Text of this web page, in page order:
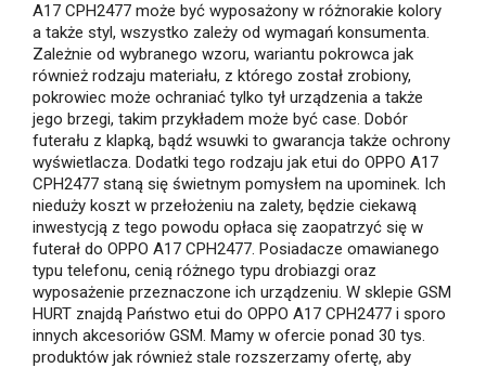
A17 CPH2477 może być wyposażony w różnorakie kolory
a także styl, wszystko zależy od wymagań konsumenta.
Zależnie od wybranego wzoru, wariantu pokrowca jak
również rodzaju materiału, z którego został zrobiony,
pokrowiec może ochraniać tylko tył urządzenia a także
jego brzegi, takim przykładem może być case. Dobór
futerału z klapką, bądź wsuwki to gwarancja także ochrony
wyświetlacza. Dodatki tego rodzaju jak etui do OPPO A17
CPH2477 staną się świetnym pomysłem na upominek. Ich
nieduży koszt w przełożeniu na zalety, będzie ciekawą
inwestycją z tego powodu opłaca się zaopatrzyć się w
futerał do OPPO A17 CPH2477. Posiadacze omawianego
typu telefonu, cenią różnego typu drobiazgi oraz
wyposażenie przeznaczone ich urządzeniu. W sklepie GSM
HURT znajdą Państwo etui do OPPO A17 CPH2477 i sporo
innych akcesoriów GSM. Mamy w ofercie ponad 30 tys.
produktów jak również stale rozszerzamy ofertę, aby